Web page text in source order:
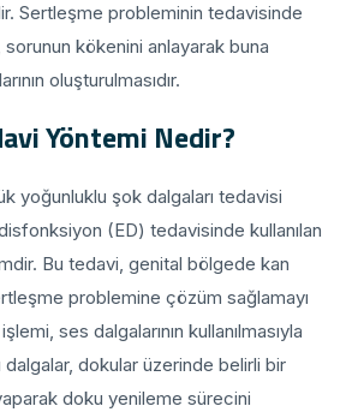
Sertleşme probleminin tedavisinde
sorunun kökenini anlayarak buna
oluşturulmasıdır.
Yöntemi Nedir?
yoğunluklu şok dalgaları tedavisi
(ED) tedavisinde kullanılan
Bu tedavi, genital bölgede kan
problemine çözüm sağlamayı
ses dalgalarının kullanılmasıyla
dokular üzerinde belirli bir
doku yenileme sürecini